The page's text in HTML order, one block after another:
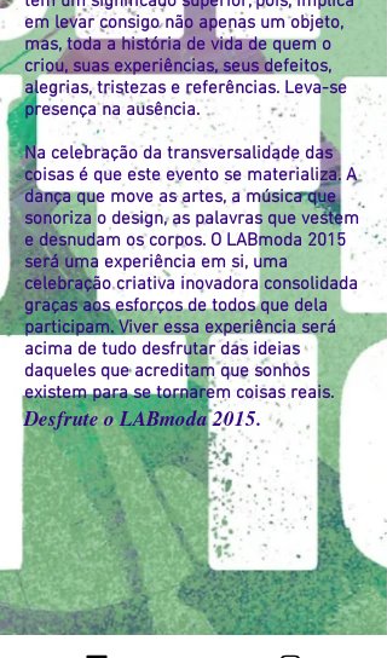
em levar consigo não apenas um objeto,
mas, toda a história de vida de quem o
criou, suas experiências, seus defeitos,
alegrias, tristezas e referências. Leva-se
presença na ausência.
Na celebração da transversalidade das
coisas é que este evento se materializa. A
dança que move as artes, a música que
sonoriza o design, as palavras que vestem
e desnudam os corpos. O LABmoda 2015
será uma experiência em si, uma
celebração criativa inovadora consolidada
graças aos esforços de todos que dela
participam. Viver essa experiência será
acima de tudo desfrutar das ideias
daqueles que acreditam que sonhos
existem para se tornarem coisas reais.
Desfrute o LABmoda 2015.